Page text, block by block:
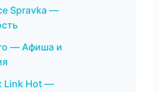
Spravka —
— Афиша и
Link Hot —